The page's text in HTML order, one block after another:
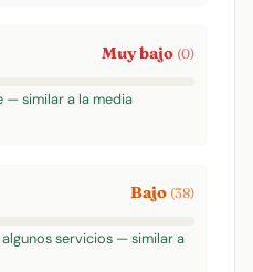
Muy bajo (0)
— similar a la media
Bajo (38)
servicios — similar a